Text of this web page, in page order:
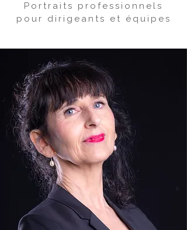
Portraits professionnels
pour dirigeants et équipes